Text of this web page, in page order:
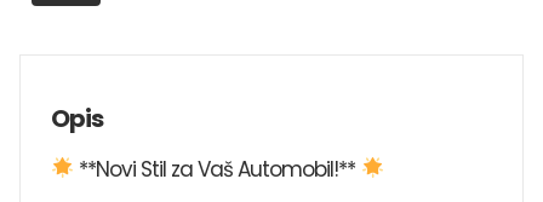
Opis
**Novi Stil za Vaš Automobil!**